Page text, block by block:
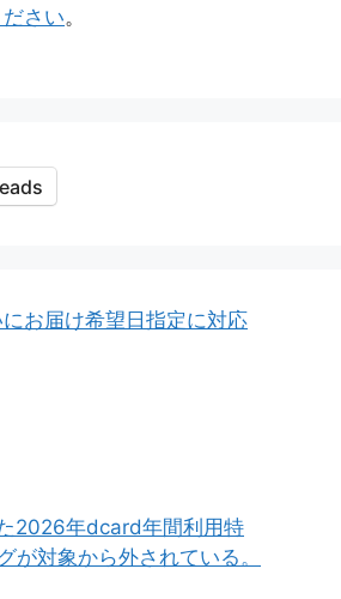
さい。
お届け希望日指定に対応
2026年dcard年間利用特
が対象から外されている。